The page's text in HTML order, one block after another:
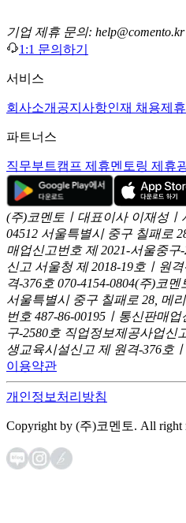
기업 제휴 문의: help@comento.kr
1:1 문의하기
서비스
회사소개 공지사항인재 채용제
파트너스
직무부트캠프 제휴멘토링 제휴
(주)코멘토ㅣ대표이사 이재성ㅣ
04512 서울특별시 중구 칠패로
매업신고번호 제 2021-서울중
신고 서울청 제 2018-19호ㅣ원
격-376호 070-4154-0804(주)코멘
서울특별시 중구 칠패로 28, 메
번호 487-86-00195ㅣ통신판매
구-2580호 직업정보제공사업신
생교육시설신고 제 원격-376호
이용약관
개인정보처리방침
Copyright by (주)코멘토. All right